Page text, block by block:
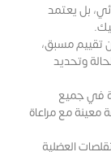
بل يعتمد
تقييم مسبق،
وتحديد
في جميع
معينة مع مراعاة
العضلية